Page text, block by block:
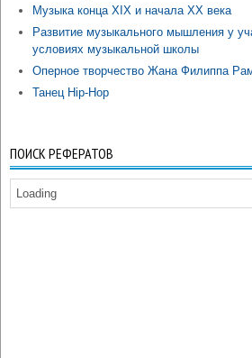
Музыка конца XІX и начала XX века
Развитие музыкального мышления у
условиях музыкальной школы
Оперное творчество Жана Филиппа
Танец Hip-Hop
ПОИСК РЕФЕРАТОВ
Loading